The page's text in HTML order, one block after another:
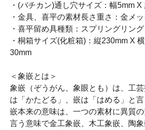
・(バチカン)通し穴サイズ：幅5mm X
・金具、喜平の素材長さ重さ：金
・喜平留め具種類：スプリングリング
・桐箱サイズ(化粧箱)：縦230mm X
30mm
＜象嵌とは＞
象嵌（ぞうがん、象眼とも）は、工
は「かたどる」、嵌は「はめる」と
嵌本来の意味は、一つの素材に異質
言う意味で金工象嵌、木工象嵌、陶